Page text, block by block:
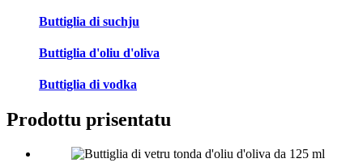
Buttiglia di suchju
Buttiglia d'oliu d'oliva
Buttiglia di vodka
Prodottu prisentatu